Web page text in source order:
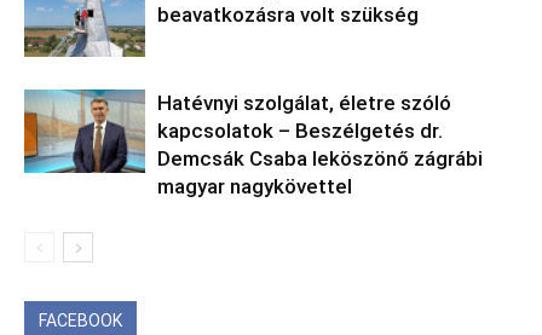
beavatkozásra volt szükség
Hatévnyi szolgálat, életre szóló
kapcsolatok – Beszélgetés dr.
Demcsák Csaba leköszönő zágrábi
magyar nagykövettel
FACEBOOK